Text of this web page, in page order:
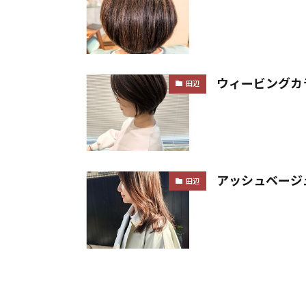
田辺 ウィービングカ
田辺 アッシュベージ